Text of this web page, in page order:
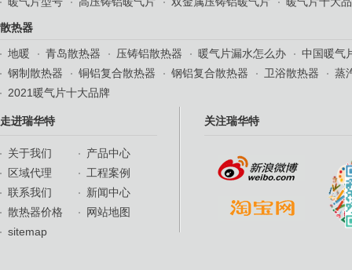
散热器
地暖 青岛散热器 压铸铝散热器 暖气片漏水怎么办
中国暖气
钢制散热器
铜铝复合散热器 钢铝复合散热器 卫浴散热器
蒸
2021暖气片十大品牌
走进瑞华特
关于我们
产品中心
区域代理
工程案例
联系我们
新闻中心
散热器价格
网站地图
sitemap
关注瑞华特